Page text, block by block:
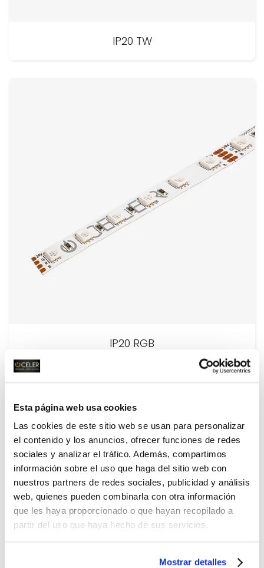
Esta página web usa cookies
Las cookies de este sitio web se usan para personalizar
el contenido y los anuncios, ofrecer funciones de redes
sociales y analizar el tráfico. Además, compartimos
información sobre el uso que haga del sitio web con
nuestros partners de redes sociales, publicidad y análisis
web, quienes pueden combinarla con otra información
que les haya proporcionado o que hayan recopilado a
partir del uso que haya hecho de sus servicios.
Mostrar detalles
IP20 TW
IP20 RGB